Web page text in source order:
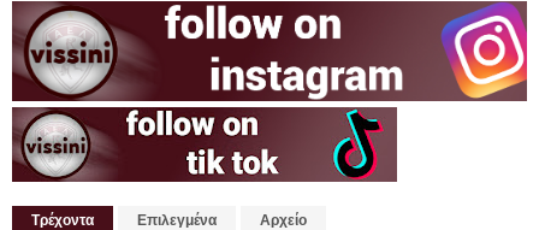
Τρέχοντα Επιλεγμένα Αρχείο